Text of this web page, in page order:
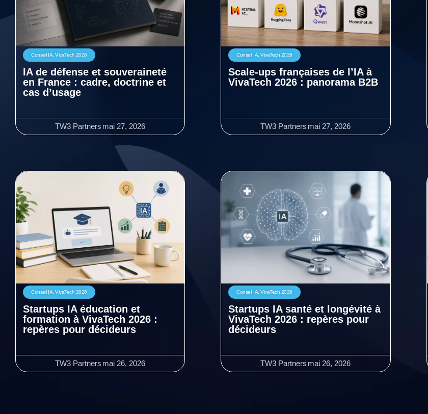
Conseil IA, VivaTech 2026
IA de défense et souveraineté
en France : cadre, doctrine et
cas d’usage
TW3 Partners mai 27, 2026
Conseil IA,VivaTech 2026
Scale-ups françaises de l’IA à
VivaTech 2026 : panorama B2B
TW3 Partners mai 27, 2026
Conseil IA, VivaTech 2026
Startups IA éducation et
formation à VivaTech 2026 :
repères pour décideurs
TW3 Partners mai 26, 2026
Conseil IA,VivaTech 2026
Startups IA santé et longévité à
VivaTech 2026 : repères pour
décideurs
TW3 Partners mai 26, 2026